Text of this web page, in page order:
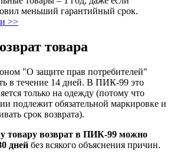
меньший гарантийный срок.
>>
товара
"О защите прав потребителей"
в течение 14 дней. В ПИК-99 это
только на одежду (потому что
подлежит обязательной маркировке и
срок возврата).
товару возврат в ПИК-99 можно
дней без всякого объяснения причин.